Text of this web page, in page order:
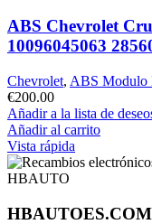
ABS Chevrolet
10096045063
Chevrolet, ABS Modulo
€200.00
Añadir a la lista de
Añadir al carrito
Vista rápida
HBAUTOES.COM